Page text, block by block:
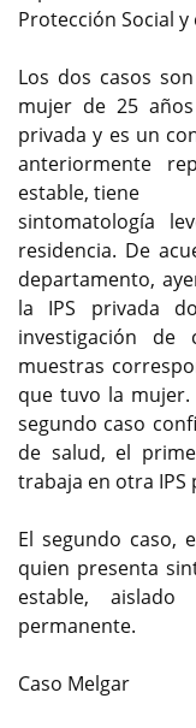
Protección Social
Los dos casos
mujer de 25
privada y es un
anteriormente
estable, tiene
sintomatología
residencia. De
departamento,
la IPS privada
investigación
muestras
que tuvo la mujer.
segundo caso
de salud, el
trabaja en otra IPS
El segundo caso,
quien presenta
estable,
permanente.
Caso Melgar